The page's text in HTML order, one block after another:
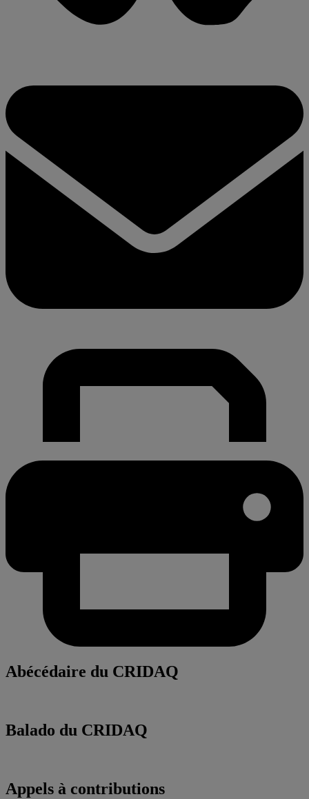
Abécédaire du CRIDAQ
Balado du CRIDAQ
Appels à contributions